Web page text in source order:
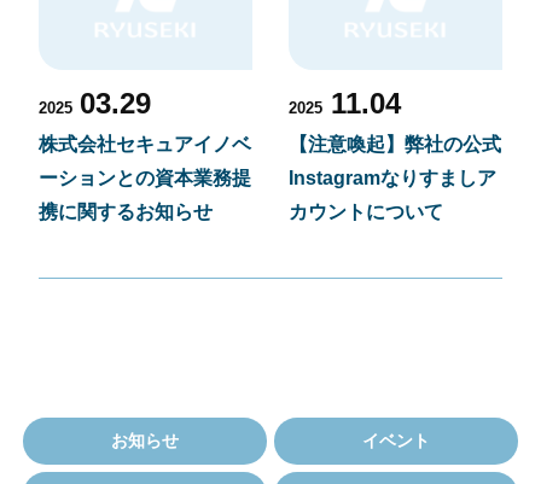
2025 03.29
株式会社セキュアイノベ
ーションとの資本業務提
携に関するお知らせ
2025 11.04
【注意喚起】弊社の公式
Instagramなりすましア
カウントについて
お知らせ イベント